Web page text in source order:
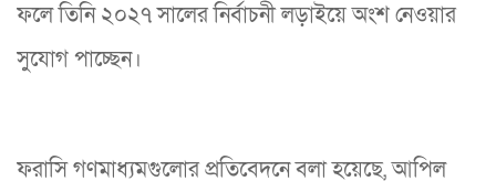
ফলে তিনি ২০২৭ সালের নির্বাচনী লড়াইয়ে অংশ নেওয়ার
সুযোগ পাচ্ছেন।
ফরাসি গণমাধ্যমগুলোর প্রতিবেদনে বলা হয়েছে, আপিল